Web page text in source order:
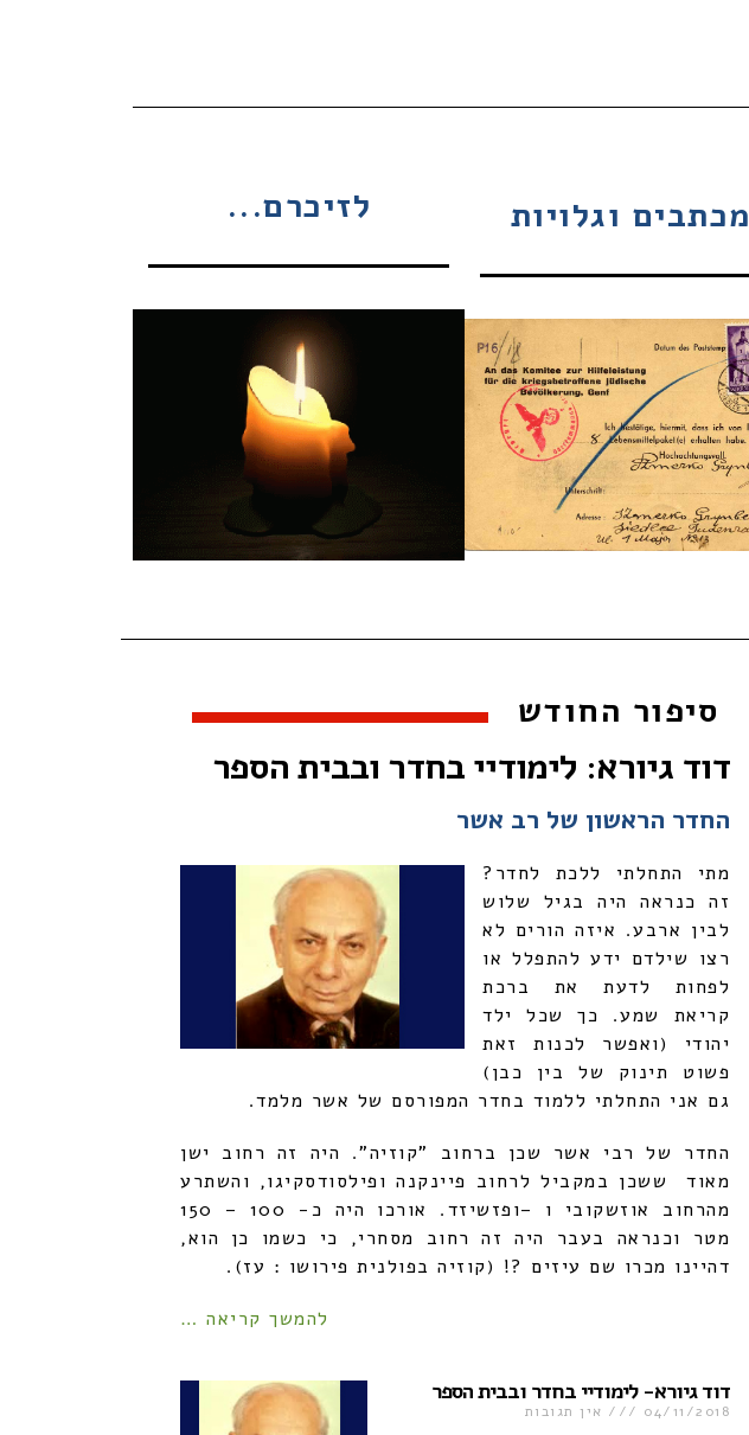
מכתבים וגלויות
לזיכרם...
סיפור החודש
דוד גיורא: לימודיי בחדר ובבית הספר
החדר הראשון של רב אשר
מתי התחלתי ללכת לחדר?
זה כנראה היה בגיל שלוש
לבין ארבע. איזה הורים לא
רצו שילדם ידע להתפלל או
לפחות לדעת את ברכת
קריאת שמע. כך שכל ילד
יהודי (ואפשר לכנות זאת
פשוט תינוק של בין כבן)
גם אני התחלתי ללמוד בחדר המפורסם של אשר מלמד.
החדר של רבי אשר שכן ברחוב "קוזיה". היה זה רחוב ישן
מאוד ששכן במקביל לרחוב פיינקנה ופילסודסקיגו, והשתרע
מהרחוב אוזשקובי ו –ופזשיזד. אורכו היה כ- 100 – 150
מטר וכנראה בעבר היה זה רחוב מסחרי, כי כשמו כן הוא,
דהיינו מכרו שם עיזים ?! (קוזיה בפולנית פירושו : עז).
להמשך קריאה …
דוד גיורא- לימודיי בחדר ובבית הספר
04/11/2018 אין תגובות